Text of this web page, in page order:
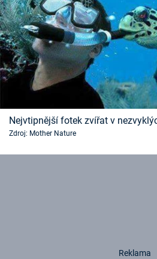
Nejvtipnější fotek zvířat v
Zdroj: Mother Nature